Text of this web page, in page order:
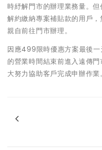
時紓解門市的辦理業務量。
解約繳納專案補貼款的用戶
親自前往門市辦理。
因應499限時優惠方案最後
的營業時間結束前進入遠傳
大努力協助客戶完成申辦作業。